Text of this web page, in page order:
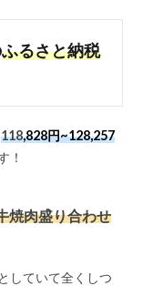
ふるさと納税
118,828円~128,257
！
焼肉盛り合わせ
していて全くしつ